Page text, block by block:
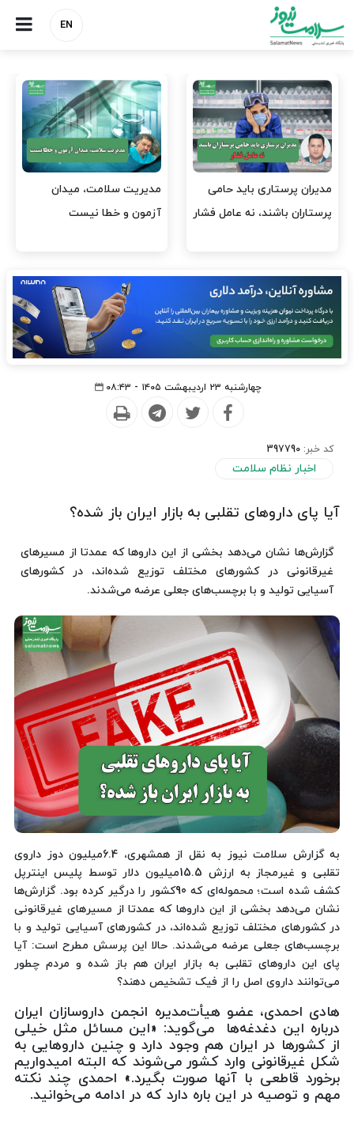
EN
مدیران پرستاری باید حامی
پرستاران باشند، نه عامل فشار
مدیریت سلامت، میدان
آزمون و خطا نیست
چهارشنبه ۲۳ اردیبهشت ۱۴۰۵ - ۰۸:۴۳
کد خبر: 397790
اخبار نظام سلامت
آیا پای داروهای تقلبی به بازار ایران باز شده؟
گزارش‌ها نشان می‌دهد بخشی از این داروها که عمدتا از مسیرهای
غیرقانونی در کشورهای مختلف توزیع شده‌اند، در کشورهای
آسیایی تولید و با برچسب‌های جعلی عرضه می‌شدند.
به گزارش سلامت نیوز به نقل از همشهری، 6.4میلیون دوز داروی
تقلبی و غیرمجاز به‌ ارزش 15.5میلیون دلار توسط پلیس اینترپل
کشف شده است؛ محموله‌ای که 90کشور را درگیر کرده بود. گزارش‌ها
نشان می‌دهد بخشی از این داروها که عمدتا از مسیرهای غیرقانونی
در کشورهای مختلف توزیع شده‌اند، در کشورهای آسیایی تولید و با
برچسب‌های جعلی عرضه می‌شدند. حالا این پرسش مطرح است: آیا
پای این داروهای تقلبی به بازار ایران هم باز شده و مردم چطور
می‌توانند داروی اصل را از فیک تشخیص دهند؟
هادی احمدی، عضو هیأت‌مدیره انجمن داروسازان ایران
درباره این دغدغه‌ها می‌گوید: «این مسائل مثل خیلی
از کشورها در ایران هم وجود دارد و چنین داروهایی به
شکل غیرقانونی وارد کشور می‌شوند که البته امیدواریم
برخورد قاطعی با آنها صورت بگیرد.» احمدی چند نکته
مهم و توصیه در این ‌باره دارد که در ادامه می‌خوانید.